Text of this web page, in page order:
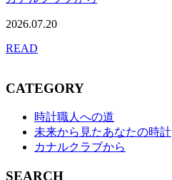
2026.07.20
READ
CATEGORY
時計職人への道
未来から見たあなたの時計
カナルクラブから
SEARCH